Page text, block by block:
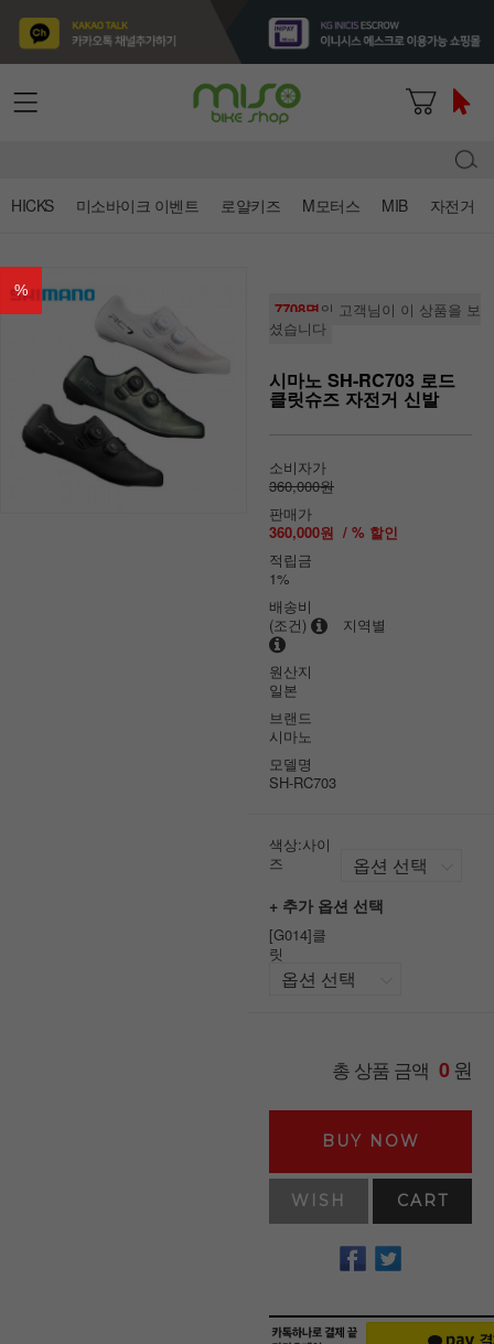
HICKS 미소바이크 이벤트 로얄키즈 M모터스 MIB 자전거
%
7708명의 고객님이 이 상품을 보
셨습니다
시마노 SH-RC703 로드
클릿슈즈 자전거 신발
소비자가
360,000원
판매가
360,000원 / % 할인
적립금
1%
배송비
(조건)
지역별
원산지
일본
브랜드
시마노
모델명
SH-RC703
색상:사이
즈
+ 추가 옵션 선택
[G014]클
릿
총 상품 금액 0원
BUY NOW
WISH CART